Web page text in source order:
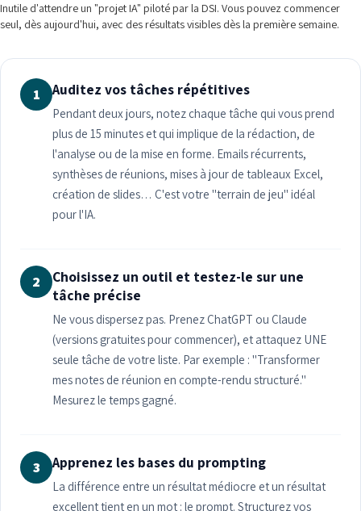
Inutile d'attendre un "projet IA" piloté par la DSI. Vous pouvez commencer
seul, dès aujourd'hui, avec des résultats visibles dès la première semaine.
1 Auditez vos tâches répétitives
Pendant deux jours, notez chaque tâche qui vous prend
plus de 15 minutes et qui implique de la rédaction, de
l'analyse ou de la mise en forme. Emails récurrents,
synthèses de réunions, mises à jour de tableaux Excel,
création de slides… C'est votre "terrain de jeu" idéal
pour l'IA.
2
Choisissez un outil et testez-le sur une
tâche précise
Ne vous dispersez pas. Prenez ChatGPT ou Claude
(versions gratuites pour commencer), et attaquez UNE
seule tâche de votre liste. Par exemple : "Transformer
mes notes de réunion en compte-rendu structuré."
Mesurez le temps gagné.
3 Apprenez les bases du prompting
La différence entre un résultat médiocre et un résultat
excellent tient en un mot : le prompt. Structurez vos